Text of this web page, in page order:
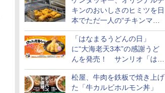
キンのおいしさのヒミツを日
本でただ一人の“チキンマイ
スター”笠原氏から学んでき
た「はなまるうどんの日」
に“大海老天3本”の感謝うど
んを発売！ サンリオ「はな
まるおばけ」のシール/キャ
ンディなども
松屋、牛肉を鉄板で焼き上げ
た「牛カルビホルモン丼」